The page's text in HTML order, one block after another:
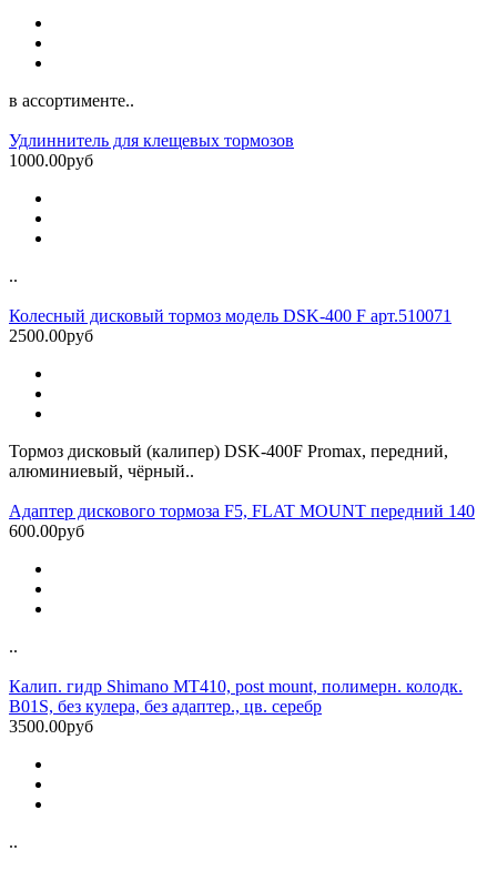
в ассортименте..
Удлиннитель для клещевых тормозов
1000.00руб
..
Колесный дисковый тормоз модель DSK-400 F арт.510071
2500.00руб
Тормоз дисковый (калипер) DSK-400F Promax, передний,
алюминиевый, чёрный..
Адаптер дискового тормоза F5, FLAT MOUNT передний 140
600.00руб
..
Калип. гидр Shimano MT410, post mount, полимерн. колодк.
B01S, без кулера, без адаптер., цв. серебр
3500.00руб
..